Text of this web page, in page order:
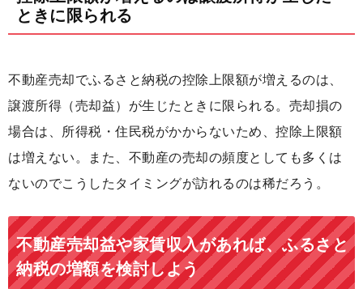
ときに限られる
不動産売却でふるさと納税の控除上限額が増えるのは、
譲渡所得（売却益）が生じたときに限られる。売却損の
場合は、所得税・住民税がかからないため、控除上限額
は増えない。また、不動産の売却の頻度としても多くは
ないのでこうしたタイミングが訪れるのは稀だろう。
不動産売却益や家賃収入があれば、ふるさと
納税の増額を検討しよう